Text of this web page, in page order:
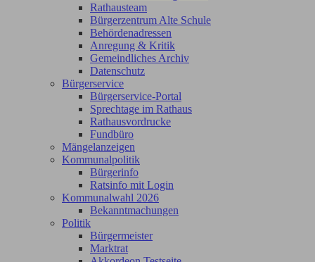
Rathausteam
Bürgerzentrum Alte Schule
Behördenadressen
Anregung & Kritik
Gemeindliches Archiv
Datenschutz
Bürgerservice
Bürgerservice-Portal
Sprechtage im Rathaus
Rathausvordrucke
Fundbüro
Mängelanzeigen
Kommunalpolitik
Bürgerinfo
Ratsinfo mit Login
Kommunalwahl 2026
Bekanntmachungen
Politik
Bürgermeister
Marktrat